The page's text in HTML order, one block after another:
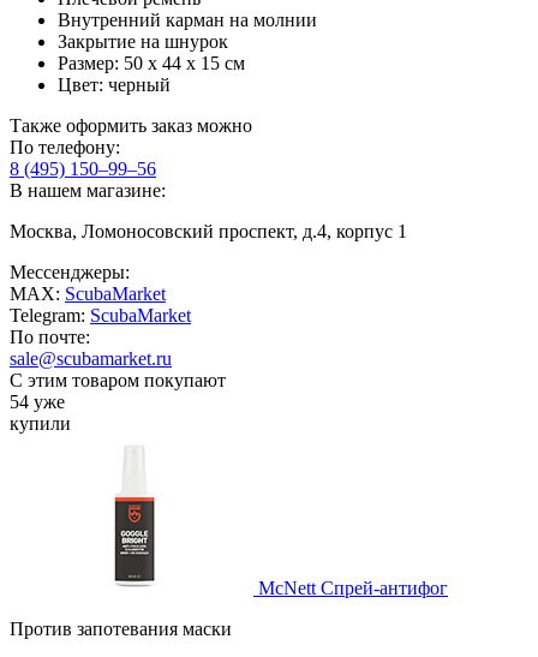
Внутренний карман на молнии
Закрытие на шнурок
Размер: 50 х 44 х 15 см
Цвет: черный
Также оформить заказ можно
По телефону:
8 (495) 150–99–56
В нашем магазине:
Москва, Ломоносовский проспект, д.4, корпус 1
Мессенджеры:
MAX: ScubaMarket
Telegram: ScubaMarket
По почте:
sale@scubamarket.ru
С этим товаром покупают
54 уже
купили
McNett Спрей-антифог
Против запотевания маски